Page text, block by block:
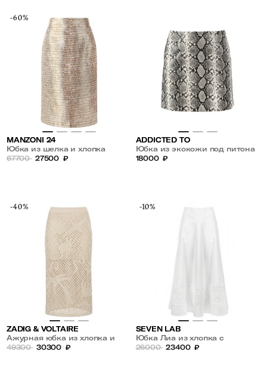
-60%
MANZONI 24
Юбка из шелка и хлопка
67700 27500 ₽
ADDICTED TO
Юбка из экокожи под питона
18000 ₽
-40%
ZADIG & VOLTAIRE
Ажурная юбка из хлопка и
льна
49300 30300 ₽
-10%
SEVEN LAB
Юбка Лиа из хлопка с
ажурной вставкой
26000 23400 ₽